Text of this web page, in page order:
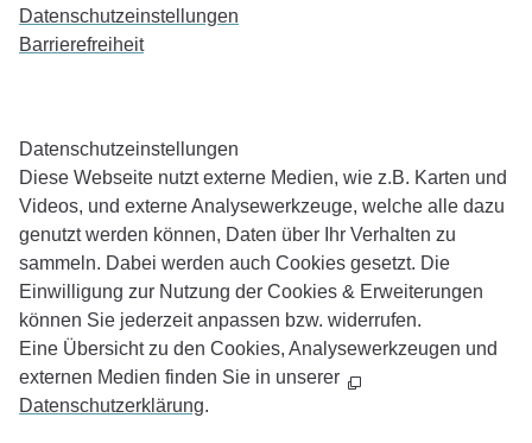
Datenschutzeinstellungen
Barrierefreiheit
Daten­schutz­ein­stellungen
Diese Webseite nutzt externe Medien, wie z.B. Karten und
Videos, und externe Analysewerkzeuge, welche alle dazu
genutzt werden können, Daten über Ihr Verhalten zu
sammeln. Dabei werden auch Cookies gesetzt. Die
Einwilligung zur Nutzung der Cookies & Erweiterungen
können Sie jederzeit anpassen bzw. widerrufen.
Eine Übersicht zu den Cookies, Analysewerkzeugen und
externen Medien finden Sie in unserer
Datenschutzerklärung.